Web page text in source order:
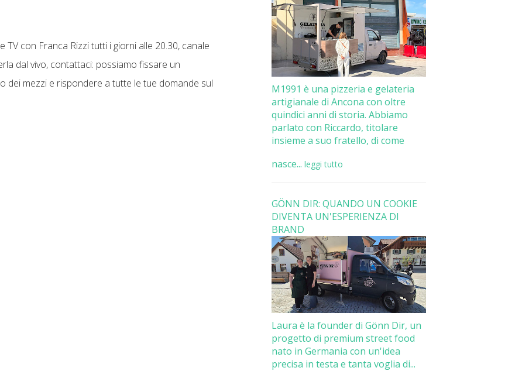
TV con Franca Rizzi tutti i giorni alle 20.30, canale
dal vivo, contattaci: possiamo fissare un
dei mezzi e rispondere a tutte le tue domande sul
M1991 è una pizzeria e gelateria
artigianale di Ancona con oltre
quindici anni di storia. Abbiamo
parlato con Riccardo, titolare
insieme a suo fratello, di come
nasce... leggi tutto
GÖNN DIR: QUANDO UN COOKIE
DIVENTA UN'ESPERIENZA DI
BRAND
Laura è la founder di Gönn Dir, un
progetto di premium street food
nato in Germania con un'idea
precisa in testa e tanta voglia di...